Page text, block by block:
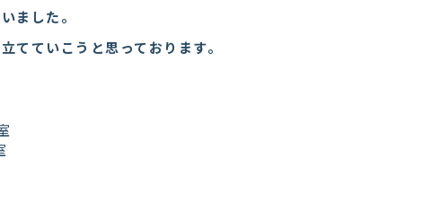
ました。
てていこうと思っております。